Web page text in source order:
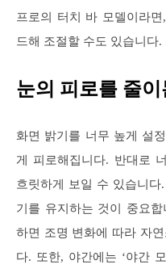
프로의 터치 바 모델이라
드해 조절할 수도 있습니다.
눈의 피로를 줄
화면 밝기를 너무 높게 설
게 피로해집니다. 반대로
흐릿하게 보일 수 있습니
기를 유지하는 것이 중요
하면 조명 변화에 따라 자
다. 또한, 야간에는 ‘야간